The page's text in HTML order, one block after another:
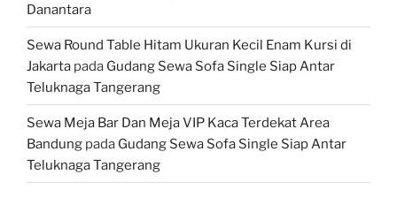
Danantara
Sewa Round Table Hitam Ukuran Kecil Enam Kursi di
Jakarta pada Gudang Sewa Sofa Single Siap Antar
Teluknaga Tangerang
Sewa Meja Bar Dan Meja VIP Kaca Terdekat Area
Bandung pada Gudang Sewa Sofa Single Siap Antar
Teluknaga Tangerang